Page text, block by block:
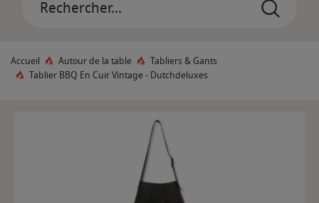
Accueil Autour de la table
Tabliers & Gants
Tablier BBQ En Cuir Vintage - Dutchdeluxes